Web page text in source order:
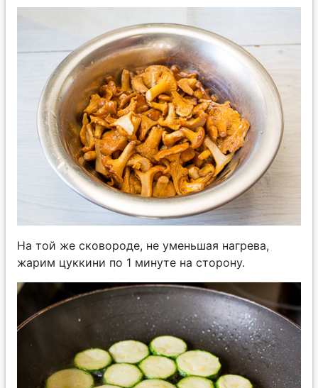
На той же сковороде, не уменьшая нагрева,
жарим цуккини по 1 минуте на сторону.